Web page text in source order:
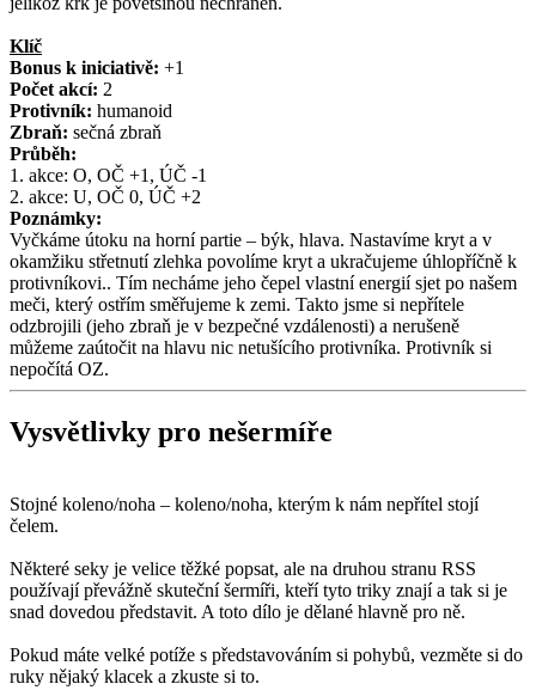
Klíč
Bonus k iniciativě: +1
Počet akcí: 2
Protivník: humanoid
Zbraň: sečná zbraň
Průběh:
1. akce: O, OČ +1, ÚČ -1
2. akce: U, OČ 0, ÚČ +2
Poznámky:
Vyčkáme útoku na horní partie – býk, hlava. Nastavíme kryt a v
okamžiku střetnutí zlehka povolíme kryt a ukračujeme úhlopříčně k
protivníkovi.. Tím necháme jeho čepel vlastní energií sjet po našem
meči, který ostřím směřujeme k zemi. Takto jsme si nepřítele
odzbrojili (jeho zbraň je v bezpečné vzdálenosti) a nerušeně
můžeme zaútočit na hlavu nic netušícího protivníka. Protivník si
nepočítá OZ.
Vysvětlivky pro nešermíře
Stojné koleno/noha – koleno/noha, kterým k nám nepřítel stojí
čelem.
Některé seky je velice těžké popsat, ale na druhou stranu RSS
používají převážně skuteční šermíři, kteří tyto triky znají a tak si je
snad dovedou představit. A toto dílo je dělané hlavně pro ně.
Pokud máte velké potíže s představováním si pohybů, vezměte si do
ruky nějaký klacek a zkuste si to.